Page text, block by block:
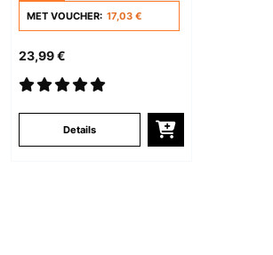
MET VOUCHER: 17,03 €
23,99 €
Details